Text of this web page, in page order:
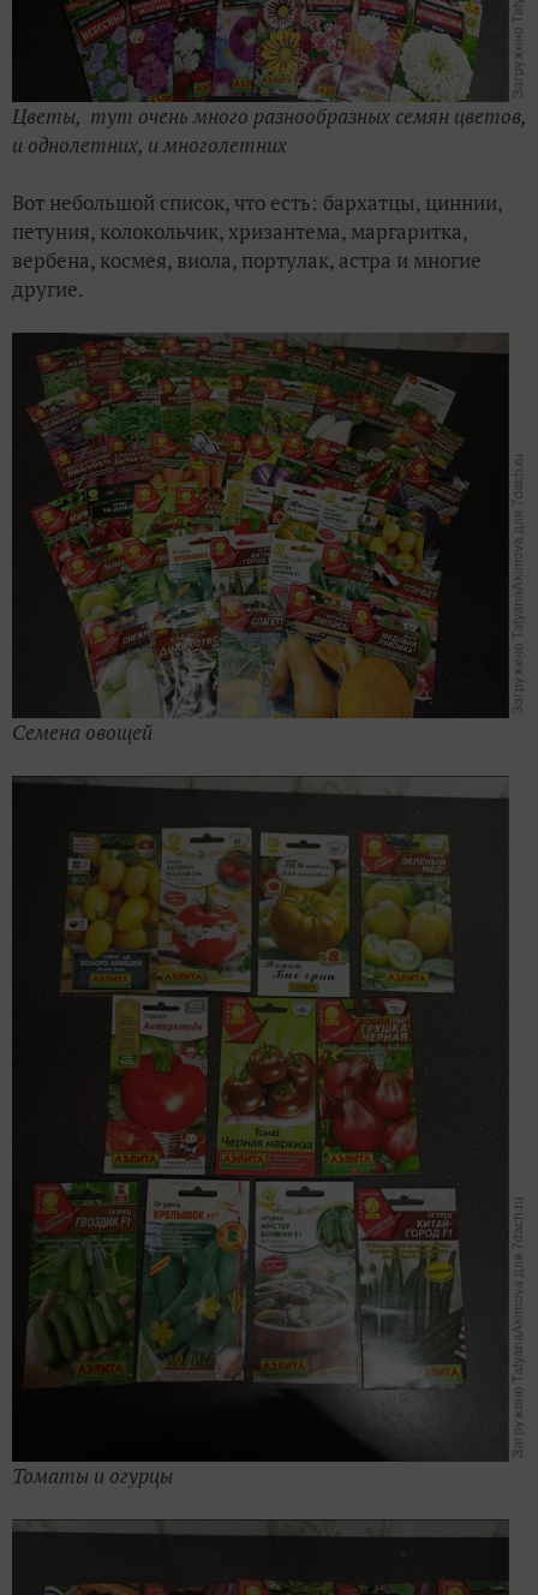
Цветы, тут очень много разнообразных семян цветов,
и однолетних, и многолетних
Вот небольшой список, что есть: бархатцы, циннии,
петуния, колокольчик, хризантема, маргаритка,
вербена, космея, виола, портулак, астра и многие
другие.
Семена овощей
Томаты и огурцы